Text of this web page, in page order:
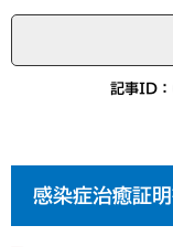
記事ID
感染症治癒証